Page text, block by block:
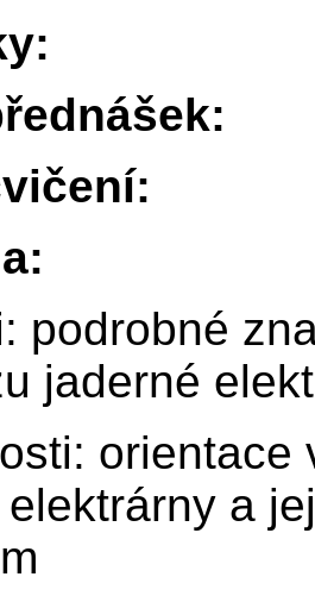
podrobné
jaderné
orientace
a